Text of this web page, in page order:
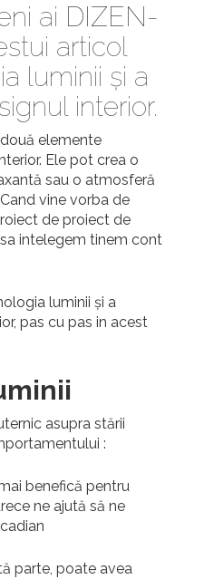
ai DIZEN-
articol
luminii și a
interior.
elemente
Ele pot crea o
sau o atmosferă
vine vorba de
de proiect de
intelegem tinem cont
luminii și a
pas cu pas in acest
asupra stării
:
benefică pentru
ne ajută să ne
parte, poate avea